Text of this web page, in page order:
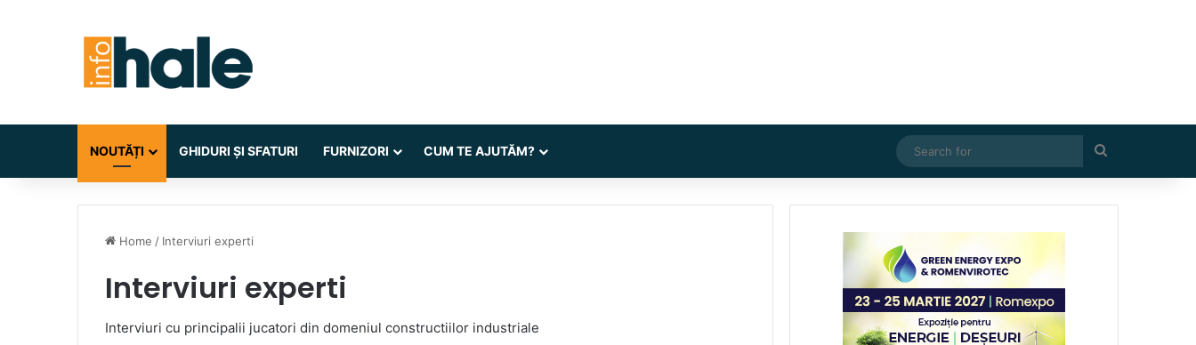
NOUTĂȚI GHIDURI ȘI SFATURI FURNIZORI CUM TE AJUTĂM?
for
Home / Interviuri experti
Interviuri experti
Interviuri cu principalii jucatori din domeniul constructiilor industriale